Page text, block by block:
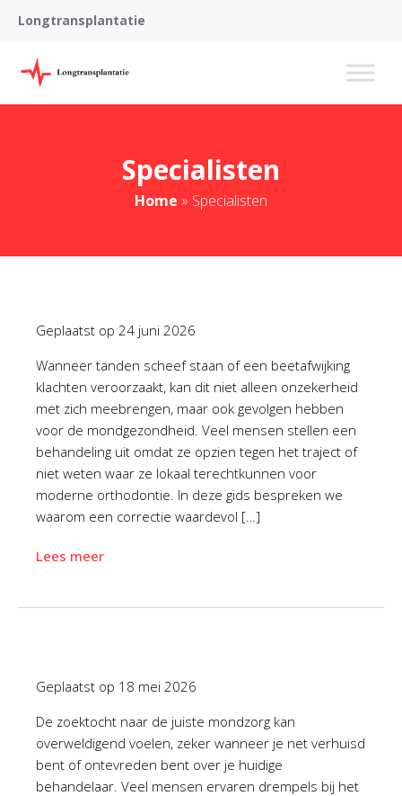
Longtransplantatie
Specialisten
Home » Specialisten
Geplaatst op 24 juni 2026
Wanneer tanden scheef staan of een beetafwijking
klachten veroorzaakt, kan dit niet alleen onzekerheid
met zich meebrengen, maar ook gevolgen hebben
voor de mondgezondheid. Veel mensen stellen een
behandeling uit omdat ze opzien tegen het traject of
niet weten waar ze lokaal terechtkunnen voor
moderne orthodontie. In deze gids bespreken we
waarom een correctie waardevol […]
Lees meer
Geplaatst op 18 mei 2026
De zoektocht naar de juiste mondzorg kan
overweldigend voelen, zeker wanneer je net verhuisd
bent of ontevreden bent over je huidige
behandelaar. Veel mensen ervaren drempels bij het